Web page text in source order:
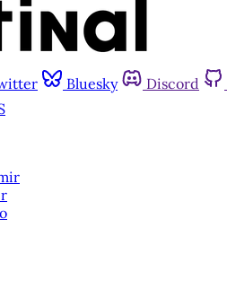
Bluesky Discord